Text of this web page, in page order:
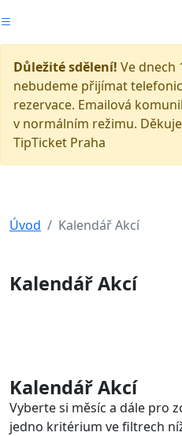
Důležité sdělení! Ve dnech
nebudeme přijímat
rezervace. Emailová
v normálním režimu.
TipTicket Praha
Úvod Kalendář Akcí
Kalendář Akcí
Kalendář Akcí
Vyberte si měsíc a dále pro
jedno kritérium ve filtrech